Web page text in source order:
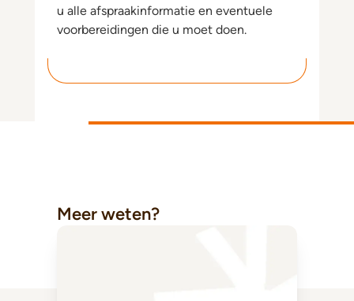
u alle afspraakinformatie en eventuele
voorbereidingen die u moet doen.
Meer weten?